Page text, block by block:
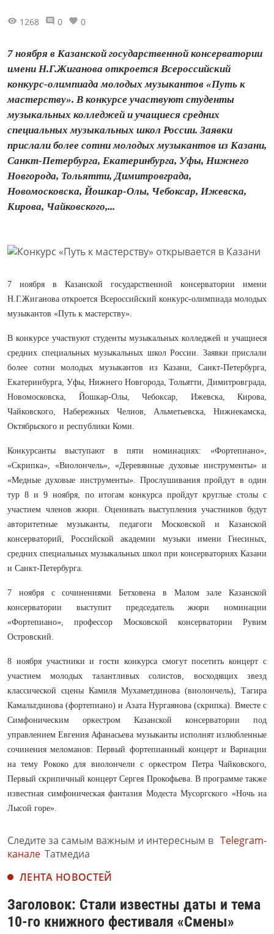
1268 0 0
7 ноября в Казанской государственной консерватории
имени Н.Г.Жиганова откроется Всероссийский
конкурс-олимпиада молодых музыкантов «Путь к
мастерству». В конкурсе участвуют студенты
музыкальных колледжей и учащиеся средних
специальных музыкальных школ России. Заявки
прислали более сотни молодых музыкантов из Казани,
Санкт-Петербурга, Екатеринбурга, Уфы, Нижнего
Новгорода, Тольятти, Димитровграда,
Новомосковска, Йошкар-Олы, Чебоксар, Ижевска,
Кирова, Чайковского,...
7 ноября в Казанской государственной консерватории имени
Н.Г.Жиганова откроется Всероссийский конкурс-олимпиада молодых
музыкантов «Путь к мастерству».
В конкурсе участвуют студенты музыкальных колледжей и учащиеся
средних специальных музыкальных школ России. Заявки прислали
более сотни молодых музыкантов из Казани, Санкт-Петербурга,
Екатеринбурга, Уфы, Нижнего Новгорода, Тольятти, Димитровграда,
Новомосковска, Йошкар-Олы, Чебоксар, Ижевска, Кирова,
Чайковского, Набережных Челнов, Альметьевска, Нижнекамска,
Октябрьского и республики Коми.
Конкурсанты выступают в пяти номинациях: «Фортепиано»,
«Скрипка», «Виолончель», «Деревянные духовые инструменты» и
«Медные духовые инструменты». Прослушивания пройдут в один
тур 8 и 9 ноября, по итогам конкурса пройдут круглые столы с
участием членов жюри. Оценивать выступления участников будут
авторитетные музыканты, педагоги Московской и Казанской
консерваторий, Российской академии музыки имени Гнесиных,
средних специальных музыкальных школ при консерваториях Казани
и Санкт-Петербурга.
7 ноября с сочинениями Бетховена в Малом зале Казанской
консерватории выступит председатель жюри номинации
«Фортепиано», профессор Московской консерватории Рувим
Островский.
8 ноября участники и гости конкурса смогут посетить концерт с
участием молодых талантливых солистов, восходящих звезд
классической сцены Камиля Мухаметдинова (виолончель), Тагира
Камальтдинова (фортепиано) и Азата Нургаянова (скрипка). Вместе с
Симфоническим оркестром Казанской консерватории под
управлением Евгения Афанасьева музыканты исполнят излюбленные
сочинения меломанов: Первый фортепианный концерт и Вариации
на тему Рококо для виолончели с оркестром Петра Чайковского,
Первый скрипичный концерт Сергея Прокофьева. В программе также
известная симфоническая фантазия Модеста Мусоргского «Ночь на
Лысой горе».
Следите за самым важным и интересным в Telegram-
канале Татмедиа
ЛЕНТА НОВОСТЕЙ
Заголовок: Стали известны даты и тема
10-го книжного фестиваля «Смены»